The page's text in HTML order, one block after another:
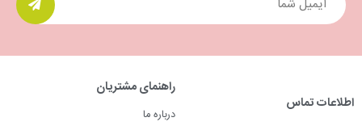
اطلاعات تماس
راهنمای مشتریان
درباره ما